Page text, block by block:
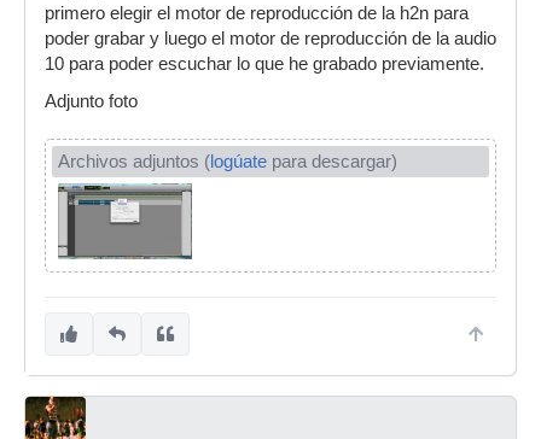
primero elegir el motor de reproducción de la h2n para
poder grabar y luego el motor de reproducción de la audio
10 para poder escuchar lo que he grabado previamente.
Adjunto foto
Archivos adjuntos (logúate para descargar)